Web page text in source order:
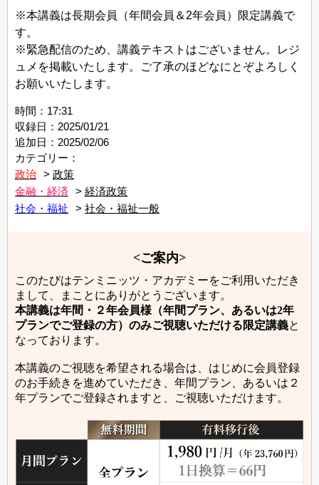
※本講義は長期会員（年間会員＆2年会員）限定講義で
す。
※緊急配信のため、講義テキストはございません。レジ
ュメを掲載いたします。ご了承のほどなにとぞよろしく
お願いいたします。
時間：17:31
収録日：2025/01/21
追加日：2025/02/06
カテゴリー：
政治
政策
金融・経済
経済政策
社会・福祉
社会・福祉一般
<ご案内>
このたびはテンミニッツ・アカデミーをご利用いただき
まして、まことにありがとうございます。
本講義は年間・２年会員様（年間プラン、あるいは2年
プランでご登録の方）のみご視聴いただける限定講義と
なっております。
本講義のご視聴を希望される場合は、はじめに会員登録
のお手続きを進めていただき、年間プラン、あるいは２
年プランでご登録されますと、ご視聴いただけます。